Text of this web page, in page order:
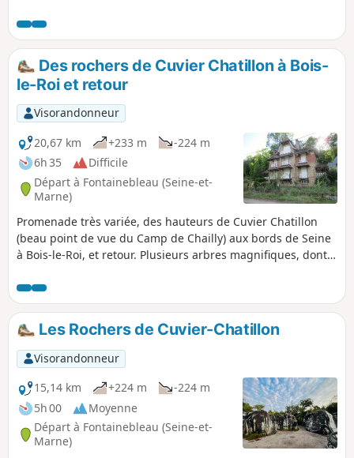
proximité avec Barbizon.
Des rochers de Cuvier Chatillon à Bois-
le-Roi et retour
Visorandonneur
20,67 km
+233 m
-224 m
6h 35
Difficile
Départ à Fontainebleau (Seine-et-
Marne)
Promenade très variée, des hauteurs de Cuvier Chatillon
(beau point de vue du Camp de Chailly) aux bords de Seine
à Bois-le-Roi, et retour. Plusieurs arbres magnifiques, dont
Maître et quelques gros chênes sous le Point de Vue du
camp de Chailly. Magnifique passage dans les Rochers de
Cuvier Châtillon (versant Nord).
Les Rochers de Cuvier-Chatillon
Visorandonneur
15,14 km
+224 m
-224 m
5h 00
Moyenne
Départ à Fontainebleau (Seine-et-
Marne)